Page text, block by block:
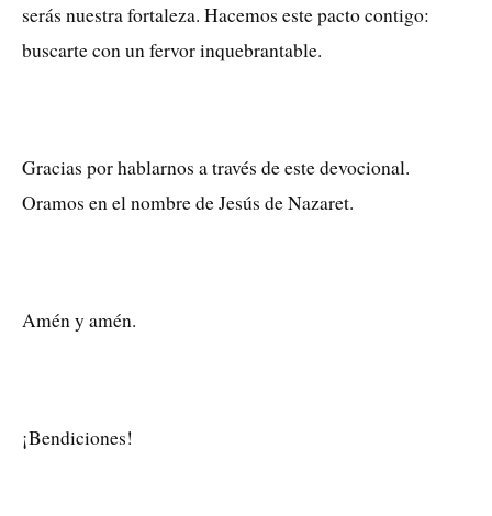
serás nuestra fortaleza. Hacemos este pacto contigo:
buscarte con un fervor inquebrantable.
Gracias por hablarnos a través de este devocional.
Oramos en el nombre de Jesús de Nazaret.
Amén y amén.
¡Bendiciones!